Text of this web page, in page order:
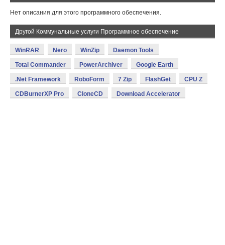
Нет описания для этого программного обеспечения.
Другой Коммунальные услуги Программное обеспечение
WinRAR Nero WinZip Daemon Tools
Total Commander PowerArchiver Google Earth
.Net Framework RoboForm 7 Zip FlashGet CPU Z
CDBurnerXP Pro CloneCD Download Accelerator